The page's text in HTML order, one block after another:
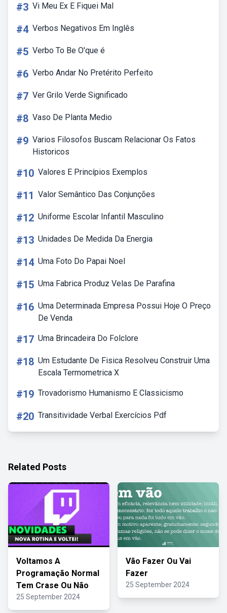
#3 Vi Meu Ex E Fiquei Mal
#4 Verbos Negativos Em Inglês
#5 Verbo To Be O'que é
#6 Verbo Andar No Pretérito Perfeito
#7 Ver Grilo Verde Significado
#8 Vaso De Planta Medio
#9 Varios Filosofos Buscam Relacionar Os Fatos
Historicos
#10 Valores E Princípios Exemplos
#11 Valor Semântico Das Conjunções
#12 Uniforme Escolar Infantil Masculino
#13 Unidades De Medida Da Energia
#14 Uma Foto Do Papai Noel
#15 Uma Fabrica Produz Velas De Parafina
#16 Uma Determinada Empresa Possui Hoje O Preço
De Venda
#17 Uma Brincadeira Do Folclore
#18 Um Estudante De Fisica Resolveu Construir Uma
Escala Termometrica X
#19 Trovadorismo Humanismo E Classicismo
#20 Transitividade Verbal Exercícios Pdf
Related Posts
Voltamos A
Programação Normal
Tem Crase Ou Não
25 September 2024
Vão Fazer Ou Vai
Fazer
25 September 2024